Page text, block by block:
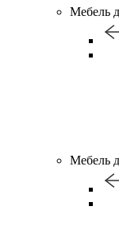
Мебель
Мебель